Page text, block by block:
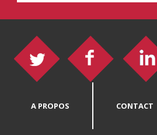
A PROPOS CONTACT